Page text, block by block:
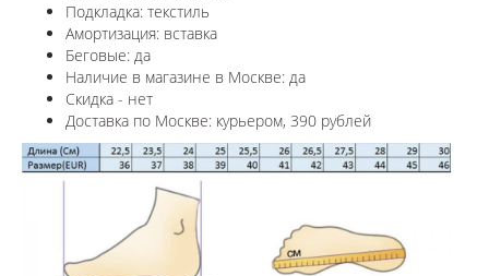
Подкладка: текстиль
Амортизация: вставка
Беговые: да
Наличие в магазине в Москве: да
Скидка - нет
Доставка по Москве: курьером, 390 рублей